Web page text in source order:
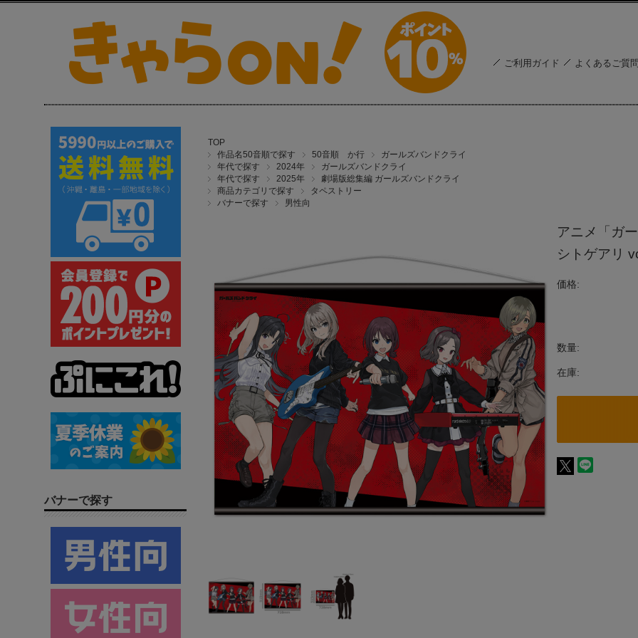
ご利用ガイド よくあるご質
TOP
作品名50音順で探す
50音順 か行
ガールズバンドクライ
年代で探す
2024年
ガールズバンドクライ
年代で探す
2025年
劇場版総集編 ガールズバンドクライ
商品カテゴリで探す
タペストリー
バナーで探す
男性向
アニメ「ガ
シトゲアリ
価格:
数量:
在庫:
バナーで探す